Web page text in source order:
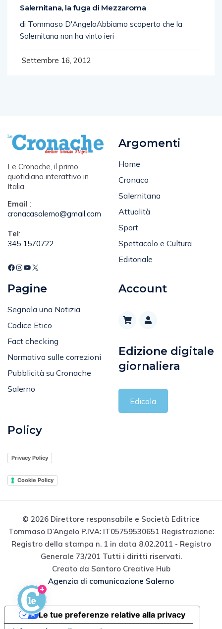
Salernitana, la fuga di Mezzaroma
di Tommaso D'AngeloAbbiamo scoperto che la
Salernitana non ha vinto ieri
Settembre 16, 2012
Le Cronache, il primo
quotidiano interattivo in
Italia.
Email :
cronacasalerno@gmail.com
Tel:
345 1570722
Argomenti
Home
Cronaca
Salernitana
Attualità
Sport
Spettacolo e Cultura
Editoriale
Pagine
Segnala una Notizia
Codice Etico
Fact checking
Normativa sulle correzioni
Pubblicità su Cronache
Salerno
Account
Edizione digitale
giornaliera
Edicola
Policy
Privacy Policy
Cookie Policy
© 2026 Direttore responsabile e Società Editrice
Tommaso D’Angelo P.IVA: IT05759530651 Registrazione:
Registro della stampa n. 1 in data 8.02.2011 - Registro
Generale 73/201 Tutti i diritti riservati.
Creato da Santoro Creative Hub
Agenzia di comunicazione Salerno
Le tue preferenze relative alla privacy